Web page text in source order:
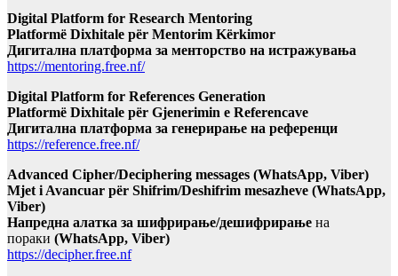
Digital Platform for Research Mentoring
Platformë Dixhitale për Mentorim Kërkimor
Дигитална платформа за менторство на истражувања
https://mentoring.free.nf/
Digital Platform for References Generation
Platformë Dixhitale për Gjenerimin e Referencave
Дигитална платформа за генерирање на референци
https://reference.free.nf/
Advanced Cipher/Deciphering messages (WhatsApp, Viber)
Mjet i Avancuar për Shifrim/Deshifrim mesazheve (WhatsApp,
Viber)
Напредна алатка за шифрирање/дешифрирање на
пораки (WhatsApp, Viber)
https://decipher.free.nf